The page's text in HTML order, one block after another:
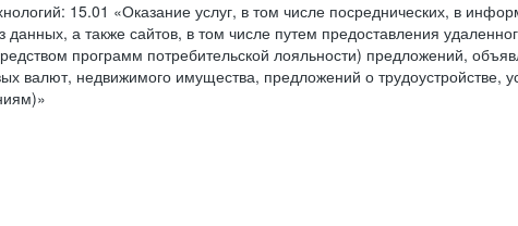
15.01 «Оказание услуг, в том числе посреднических, в
а также сайтов, в том числе путем предоставления
программ потребительской лояльности) предложений,
валют, недвижимого имущества, предложений о трудоустройстве,